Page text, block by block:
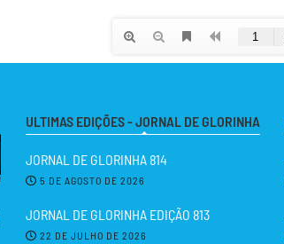
ULTIMAS EDIÇÕES - JORNAL DE GLORINHA
JORNAL DE GLORINHA 814
5 DE AGOSTO DE 2026
JORNAL DE GLORINHA EDIÇÃO 813
22 DE JULHO DE 2026